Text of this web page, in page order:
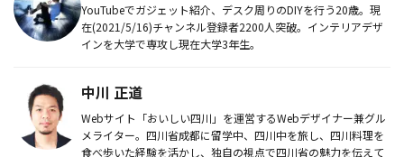
YouTubeでガジェット紹介、デスク周りのDIYを行う20歳。現
在(2021/5/16)チャンネル登録者2200人突破。インテリアデザ
インを大学で専攻し現在大学3年生。
中川 正道
Webサイト「おいしい四川」を運営するWebデザイナー兼グル
メライター。四川省成都に留学中、四川中を旅し、四川料理を
食べ歩いた経験を活かし、独自の視点で四川省の魅力を伝えて